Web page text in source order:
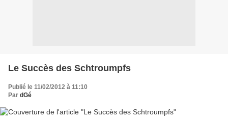
Le Succès des Schtroumpfs
Publié le 11/02/2012 à 11:10
Par dGé